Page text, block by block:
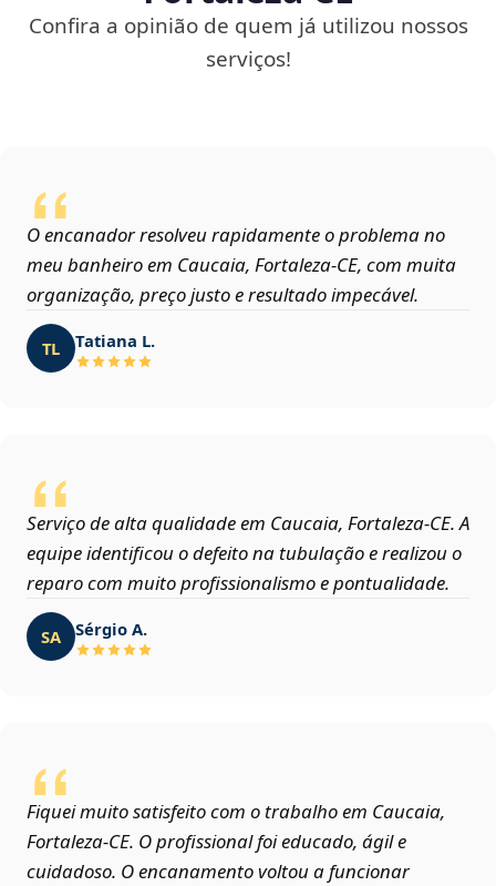
Confira a opinião de quem já utilizou nossos
serviços!
O encanador resolveu rapidamente o problema no
meu banheiro em Caucaia, Fortaleza‑CE, com muita
organização, preço justo e resultado impecável.
TL Tatiana L.
Serviço de alta qualidade em Caucaia, Fortaleza‑CE. A
equipe identificou o defeito na tubulação e realizou o
reparo com muito profissionalismo e pontualidade.
SA Sérgio A.
Fiquei muito satisfeito com o trabalho em Caucaia,
Fortaleza‑CE. O profissional foi educado, ágil e
cuidadoso. O encanamento voltou a funcionar